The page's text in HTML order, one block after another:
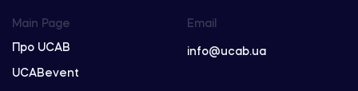
Main Page
Про UCAB
UCABevent
Email
info@ucab.ua